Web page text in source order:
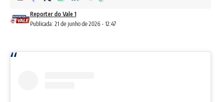
Publicada: 21 de junho de 2026 - 12:47
Reporter do Vale 1